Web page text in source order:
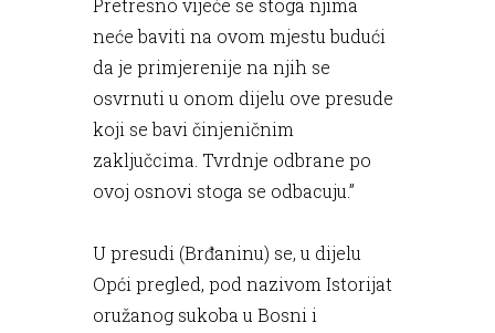
Pretresno vijeće se stoga njima
neće baviti na ovom mjestu budući
da je primjerenije na njih se
osvrnuti u onom dijelu ove presude
koji se bavi činjeničnim
zaključcima. Tvrdnje odbrane po
ovoj osnovi stoga se odbacuju.”
U presudi (Brđaninu) se, u dijelu
Opći pregled, pod nazivom Istorijat
oružanog sukoba u Bosni i